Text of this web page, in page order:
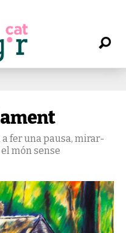
fer una pausa, mirar-
món sense